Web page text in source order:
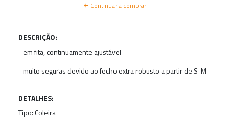
Continuar a comprar
DESCRIÇÃO:
- em fita, continuamente ajustável
- muito seguras devido ao fecho extra robusto a partir de S-M
DETALHES:
Tipo:Coleira